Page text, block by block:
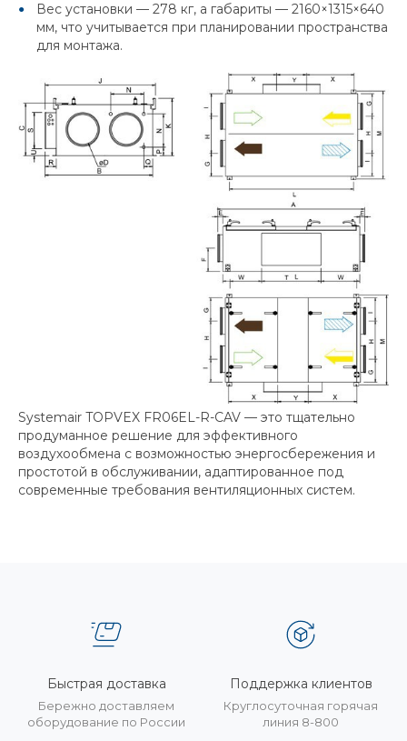
Вес установки — 278 кг, а габариты — 2160×1315×640
мм, что учитывается при планировании пространства
для монтажа.
Systemair TOPVEX FR06EL-R-CAV — это тщательно
продуманное решение для эффективного
воздухообмена с возможностью энергосбережения и
простотой в обслуживании, адаптированное под
современные требования вентиляционных систем.
Быстрая доставка
Бережно доставляем
оборудование по России
Поддержка клиентов
Круглосуточная горячая
линия 8-800